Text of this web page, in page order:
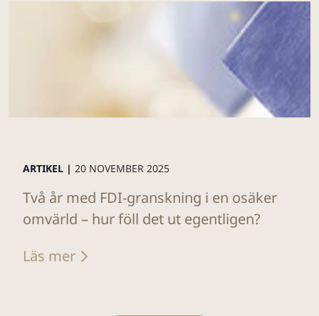
ARTIKEL | 20 NOVEMBER 2025
Två år med FDI-granskning i en osäker
omvärld – hur föll det ut egentligen?
Läs mer